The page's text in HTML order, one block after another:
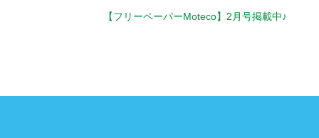
【フリーペーパーMoteco】2月号掲載中♪